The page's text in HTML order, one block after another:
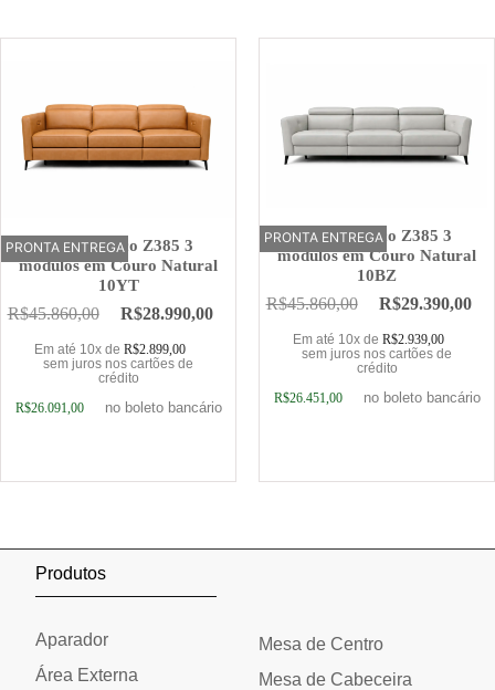
OFERTA
PRONTA ENTREGA
Sofá Elétrico Z385 3
módulos em Couro Natural
10YT
R$45.860,00 R$28.990,00
Em até 10x de R$2.899,00
sem juros nos cartões de
crédito
R$26.091,00 no boleto bancário
OFERTA
PRONTA ENTREGA
Sofá Elétrico Z385 3
módulos em Couro Natural
10BZ
R$45.860,00 R$29.390,00
Em até 10x de R$2.939,00
sem juros nos cartões de
crédito
R$26.451,00 no boleto bancário
Produtos
Aparador
Área Externa
Mesa de Centro
Mesa de Cabeceira